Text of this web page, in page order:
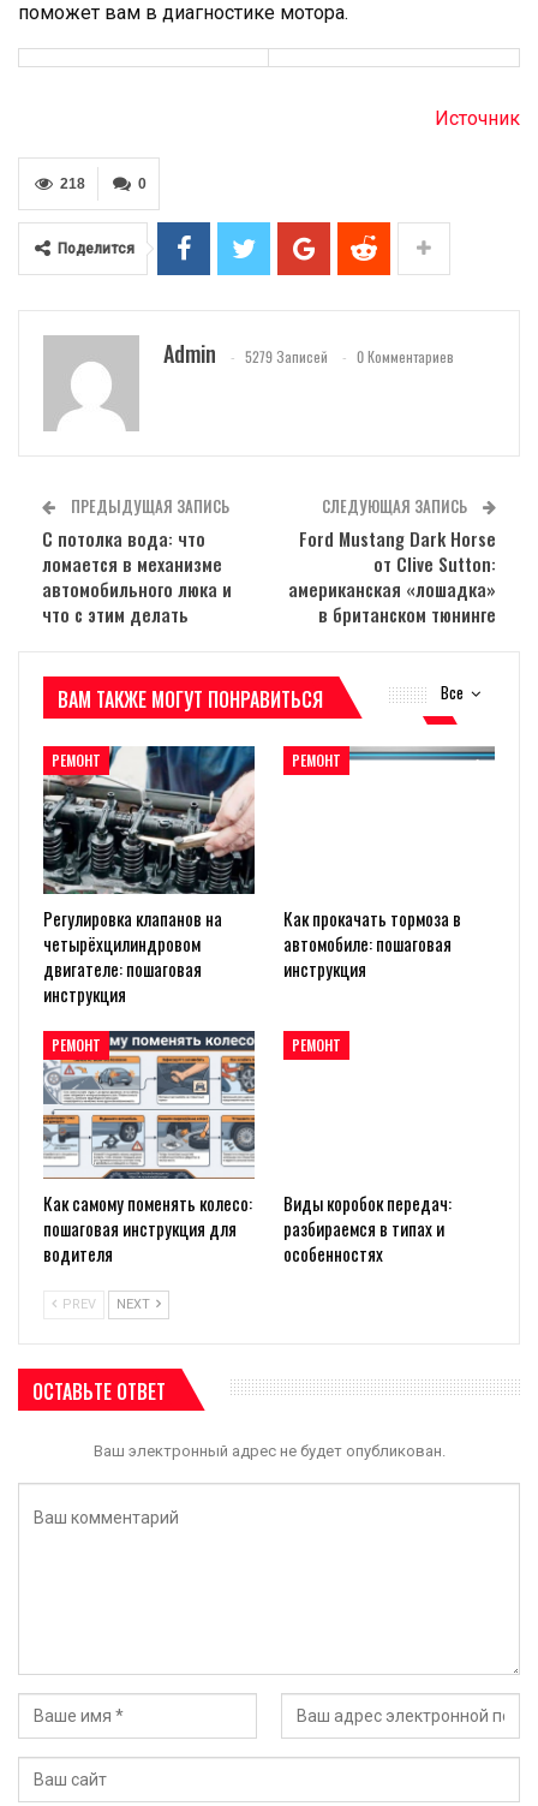
поможет вам в диагностике мотора.
Источник
0
218
Поделится
Admin 5279 Записей 0 Комментариев
ПРЕДЫДУЩАЯ ЗАПИСЬ
С потолка вода: что
ломается в механизме
автомобильного люка и
что с этим делать
СЛЕДУЮЩАЯ ЗАПИСЬ
Ford Mustang Dark Horse
от Clive Sutton:
американская «лошадка»
в британском тюнинге
Все
ВАМ ТАКЖЕ МОГУТ ПОНРАВИТЬСЯ
РЕМОНТ
Регулировка клапанов на
четырёхцилиндровом
двигателе: пошаговая
инструкция
РЕМОНТ
Как прокачать тормоза в
автомобиле: пошаговая
инструкция
РЕМОНТ
Как самому поменять колесо:
пошаговая инструкция для
водителя
РЕМОНТ
Виды коробок передач:
разбираемся в типах и
особенностях
PREV NEXT
ОСТАВЬТЕ ОТВЕТ
Ваш электронный адрес не будет опубликован.